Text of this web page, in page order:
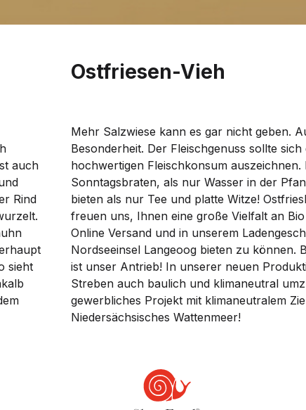
auch
Rind
sieht
Ostfriesen-Vieh
Mehr Salzwiese kann es gar nicht geben.
Besonderheit. Der Fleischgenuss sollte
hochwertigen Fleischkonsum auszeichnen.
Sonntagsbraten, als nur Wasser in der
bieten als nur Tee und platte Witze!
freuen uns, Ihnen eine große Vielfalt an
Online Versand und in unserem
Nordseeinsel Langeoog bieten zu können.
ist unser Antrieb! In unserer neuen
Streben auch baulich und klimaneutral
gewerbliches Projekt mit klimaneutralem
Niedersächsisches Wattenmeer!